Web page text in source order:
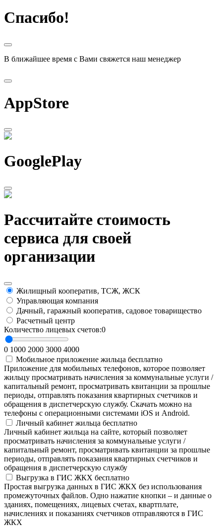
Спасибо!
В ближайшее время с Вами свяжется наш менеджер
AppStore
GooglePlay
Рассчитайте стоимость
сервиса для своей
организации
Жилищный кооператив, ТСЖ, ЖСК
Управляющая компания
Дачный, гаражный кооператив, садовое товарищество
Расчетный центр
Количество лицевых счетов:0
0 1000 2000 3000 4000
Мобильное приложение жильца бесплатно
Приложение для мобильных телефонов, которое позволяет
жильцу просматривать начисления за коммунальные услуги /
капитальный ремонт, просматривать квитанции за прошлые
периоды, отправлять показания квартирных счетчиков и
обращения в диспетчерскую службу. Скачать можно на
телефоны с операционными системами iOS и Android.
Личный кабинет жильца бесплатно
Личный кабинет жильца на сайте, который позволяет
просматривать начисления за коммунальные услуги /
капитальный ремонт, просматривать квитанции за прошлые
периоды, отправлять показания квартирных счетчиков и
обращения в диспетчерскую службу
Выгрузка в ГИС ЖКХ бесплатно
Простая выгрузка данных в ГИС ЖКХ без использования
промежуточных файлов. Одно нажатие кнопки – и данные о
зданиях, помещениях, лицевых счетах, квартплате,
начислениях и показаниях счетчиков отправляются в ГИС
ЖКХ